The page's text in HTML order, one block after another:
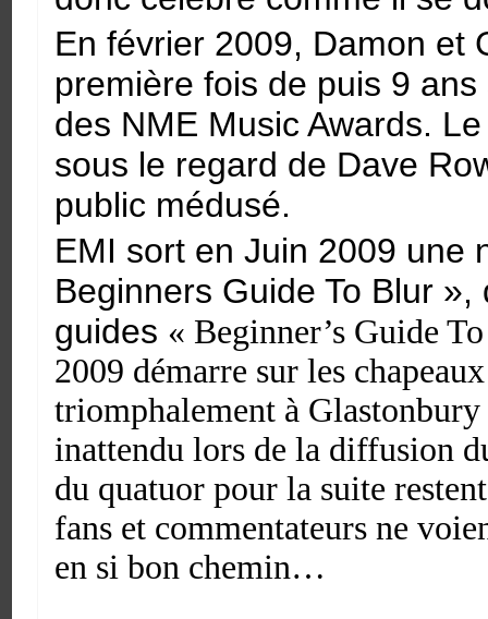
En février 2009, Damon et
première fois de puis 9
des NME Music Awards.
sous le regard de Dave
public médusé.
EMI sort en Juin 2009 une
Beginners Guide To Blur
guides « Beginner’s Guide
2009 démarre sur les
triomphalement à
inattendu lors de la diffusion
du quatuor pour la suite
fans et commentateurs ne
en si bon chemin…